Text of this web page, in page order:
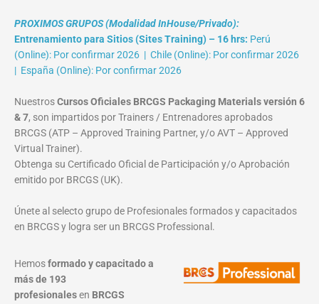
PROXIMOS GRUPOS (Modalidad InHouse/Privado):
Entrenamiento para Sitios (Sites Training) – 16 hrs: Perú
(Online): Por confirmar 2026 | Chile (Online): Por confirmar 2026
| España (Online): Por confirmar 2026
NuestrosCursos Oficiales BRCGS Packaging Materials versión 6
& 7, son impartidos por Trainers / Entrenadores aprobados
BRCGS (ATP – Approved Training Partner, y/o AVT – Approved
Virtual Trainer).
Obtenga su Certificado Oficial de Participación y/o Aprobación
emitido por BRCGS (UK).
Únete al selecto grupo de Profesionales formados y capacitados
en BRCGS y logra ser un BRCGS Professional.
Hemosformado y capacitado a
más de 193
profesionalesen BRCGS